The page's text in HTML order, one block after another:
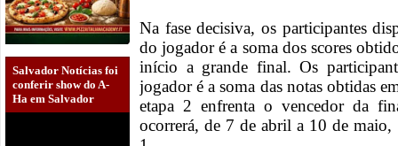
Salvador Notícias foi
conferir show do A-
Ha em Salvador
Na fase decisiva, os participantes
do jogador é a soma dos scores
início a grande final. Os
jogador é a soma das notas obtidas
etapa 2 enfrenta o vencedor da
ocorrerá, de 7 de abril a 10 de